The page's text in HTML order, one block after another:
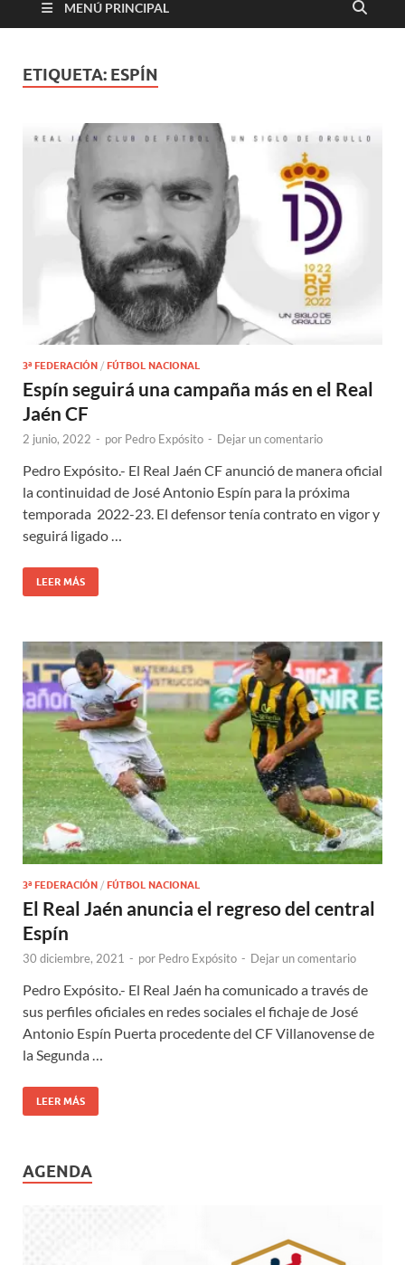
MENÚ PRINCIPAL
ETIQUETA: ESPÍN
3ª FEDERACIÓN / FÚTBOL NACIONAL
Espín seguirá una campaña más en el Real
Jaén CF
2 junio, 2022 - por Pedro Expósito - Dejar un comentario
Pedro Expósito.- El Real Jaén CF anunció de manera oficial
la continuidad de José Antonio Espín para la próxima
temporada 2022-23. El defensor tenía contrato en vigor y
seguirá ligado …
LEER MÁS
3ª FEDERACIÓN / FÚTBOL NACIONAL
El Real Jaén anuncia el regreso del central
Espín
30 diciembre, 2021 - por Pedro Expósito - Dejar un comentario
Pedro Expósito.- El Real Jaén ha comunicado a través de
sus perfiles oficiales en redes sociales el fichaje de José
Antonio Espín Puerta procedente del CF Villanovense de
la Segunda …
LEER MÁS
AGENDA